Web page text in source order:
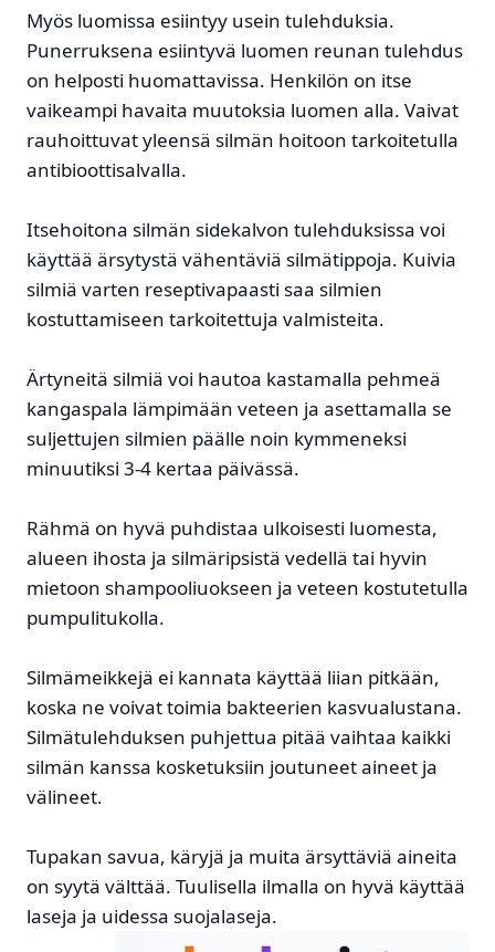
Myös luomissa esiintyy usein tulehduksia.
Punerruksena esiintyvä luomen reunan tulehdus
on helposti huomattavissa. Henkilön on itse
vaikeampi havaita muutoksia luomen alla. Vaivat
rauhoittuvat yleensä silmän hoitoon tarkoitetulla
antibioottisalvalla.
Itsehoitona silmän sidekalvon tulehduksissa voi
käyttää ärsytystä vähentäviä silmätippoja. Kuivia
silmiä varten reseptivapaasti saa silmien
kostuttamiseen tarkoitettuja valmisteita.
Ärtyneitä silmiä voi hautoa kastamalla pehmeä
kangaspala lämpimään veteen ja asettamalla se
suljettujen silmien päälle noin kymmeneksi
minuutiksi 3-4 kertaa päivässä.
Rähmä on hyvä puhdistaa ulkoisesti luomesta,
alueen ihosta ja silmäripsistä vedellä tai hyvin
mietoon shampooliuokseen ja veteen kostutetulla
pumpulitukolla.
Silmämeikkejä ei kannata käyttää liian pitkään,
koska ne voivat toimia bakteerien kasvualustana.
Silmätulehduksen puhjettua pitää vaihtaa kaikki
silmän kanssa kosketuksiin joutuneet aineet ja
välineet.
Tupakan savua, käryjä ja muita ärsyttäviä aineita
on syytä välttää. Tuulisella ilmalla on hyvä käyttää
laseja ja uidessa suojalaseja.